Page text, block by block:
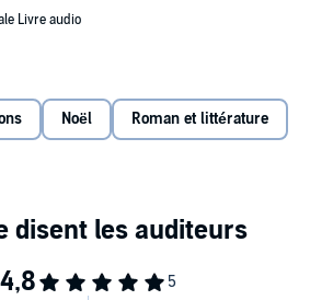
(William Dean Howells) ;
allumettes (Hans Christian Andersen) ;
Fouettard ! (Erik Bjork) ;
Père Noël (Lyman Frank Baum) ;
(Anna Robinson) ;
d'achat envoyée par mail ainsi
depuis votre ordinateur.©2015 Erik
Noël Roman et littérature